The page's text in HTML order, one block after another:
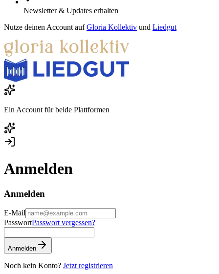
Newsletter & Updates erhalten
Nutze deinen Account auf Gloria Kollektiv und Liedgut
Ein Account für beide Plattformen
Anmelden
Anmelden
E-Mail
PasswortPasswort vergessen?
Anmelden
Noch kein Konto? Jetzt registrieren